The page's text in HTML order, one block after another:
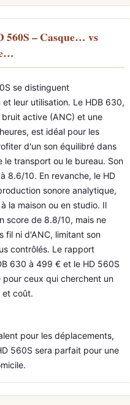
560S – Casque… vs
se distinguent
leur utilisation. Le HDB 630,
active (ANC) et une
est idéal pour les
d'un son équilibré dans
le transport ou le bureau. Son
8.6/10. En revanche, le HD
sonore analytique,
la maison ou en studio. Il
score de 8.8/10, mais ne
fil ni d'ANC, limitant son
contrôlés. Le rapport
630 à 499 € et le HD 560S
ceux qui cherchent un
et coût.
pour les déplacements,
560S sera parfait pour une